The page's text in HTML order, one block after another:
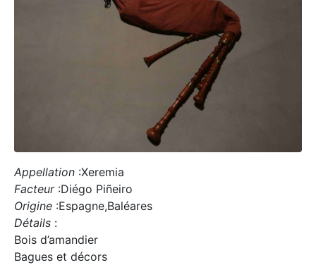
Appellation :Xeremia
Facteur:Diégo Piñeiro
Origine :Espagne,Baléares
Détails :
Bois d’amandier
Bagues et décors